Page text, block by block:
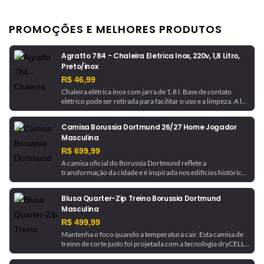
PROMOÇÕES E MELHORES PRODUTOS
Agratto 784 - Chaleira Eletrica Inox, 220v, 1,8 Litro,
Preto/inox
R$ 46,99
Chaleira elétrica inox com jarra de 1.8 l. Base de contato
elétrico pode ser retirada para facilitar o uso e a limpeza. A luz
indicadora avisa quando a chaleira está em funcionamento e
desliga automaticamente ao ferver a água.
Camisa Borussia Dortmund 26/27 Home Jogador
Masculina
R$ 699,99
A camisa oficial do Borussia Dortmund reflete a
transformação da cidade e é inspirada nos edifícios históricos
que ajudaram a moldá-la. Com tecnologia de gerenciamento
de umidade, este é um uniforme pronto para jogo, como o
usado pela equipe.
Blusa Quarter-Zip Treino Borussia Dortmund
Masculina
R$ 499,99
Mantenha o foco quando a temperatura cair. Esta camisa de
treino de corte justo foi projetada com a tecnologia dryCELL,
que absorve a umidade para ajudar a manter você seco. Ela é